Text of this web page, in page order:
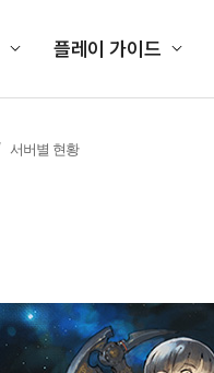
플레이 가이드
서버별 현황